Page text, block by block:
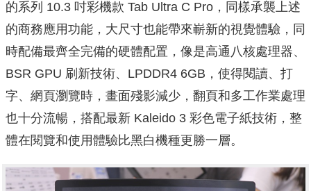
的系列 10.3 吋彩機款 Tab Ultra C Pro，同樣承襲上述
的商務應用功能，大尺寸也能帶來嶄新的視覺體驗，同
時配備最齊全完備的硬體配置，像是高通八核處理器、
BSR GPU 刷新技術、LPDDR4 6GB，使得閱讀、打
字、網頁瀏覽時，畫面殘影減少，翻頁和多工作業處理
也十分流暢，搭配最新 Kaleido 3 彩色電子紙技術，整
體在閱覽和使用體驗比黑白機種更勝一層。